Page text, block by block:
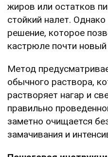
жиров или остатков
стойкий налет.
решение, которое
кастрюле почти
Метод
обычного раствора,
растворяет нагар и
правильно
заметно очищается
замачивания и